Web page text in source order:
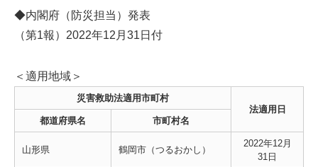
◆内閣府（防災担当）発表
（第1報）2022年12月31日付
＜適用地域＞
災害救助法適用市町村
法適用日
都道府県名
市町村名
山形県 鶴岡市（つるおかし）
2022年12月
31日